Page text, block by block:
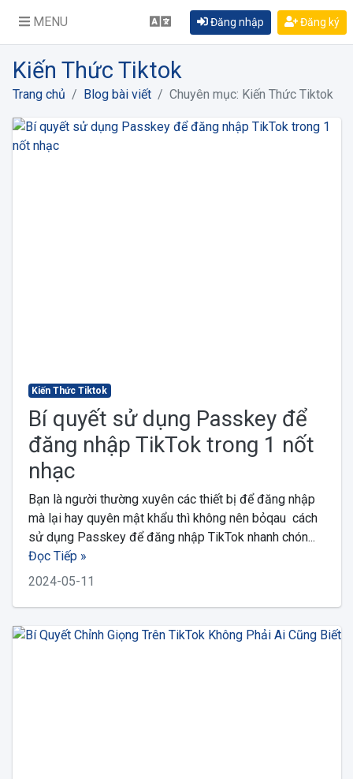
MENU Đăng nhập Đăng ký
Kiến Thức Tiktok
Trang chủ Blog bài viết Chuyên mục: Kiến Thức Tiktok
Kiến Thức Tiktok
Bí quyết sử dụng Passkey để
đăng nhập TikTok trong 1 nốt
nhạc
Bạn là người thường xuyên các thiết bị để đăng nhập
mà lại hay quyên mật khẩu thì không nên bỏqau cách
sử dụng Passkey để đăng nhập TikTok nhanh chón...
Đọc Tiếp »
2024-05-11